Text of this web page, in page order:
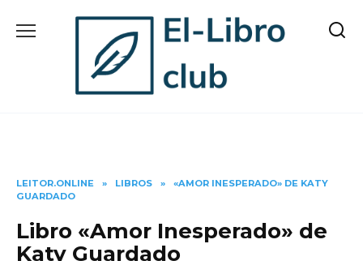
LEITOR.ONLINE » LIBROS »
«AMOR INESPERADO» DE KATY
GUARDADO
Libro «Amor Inesperado» de
Katy Guardado